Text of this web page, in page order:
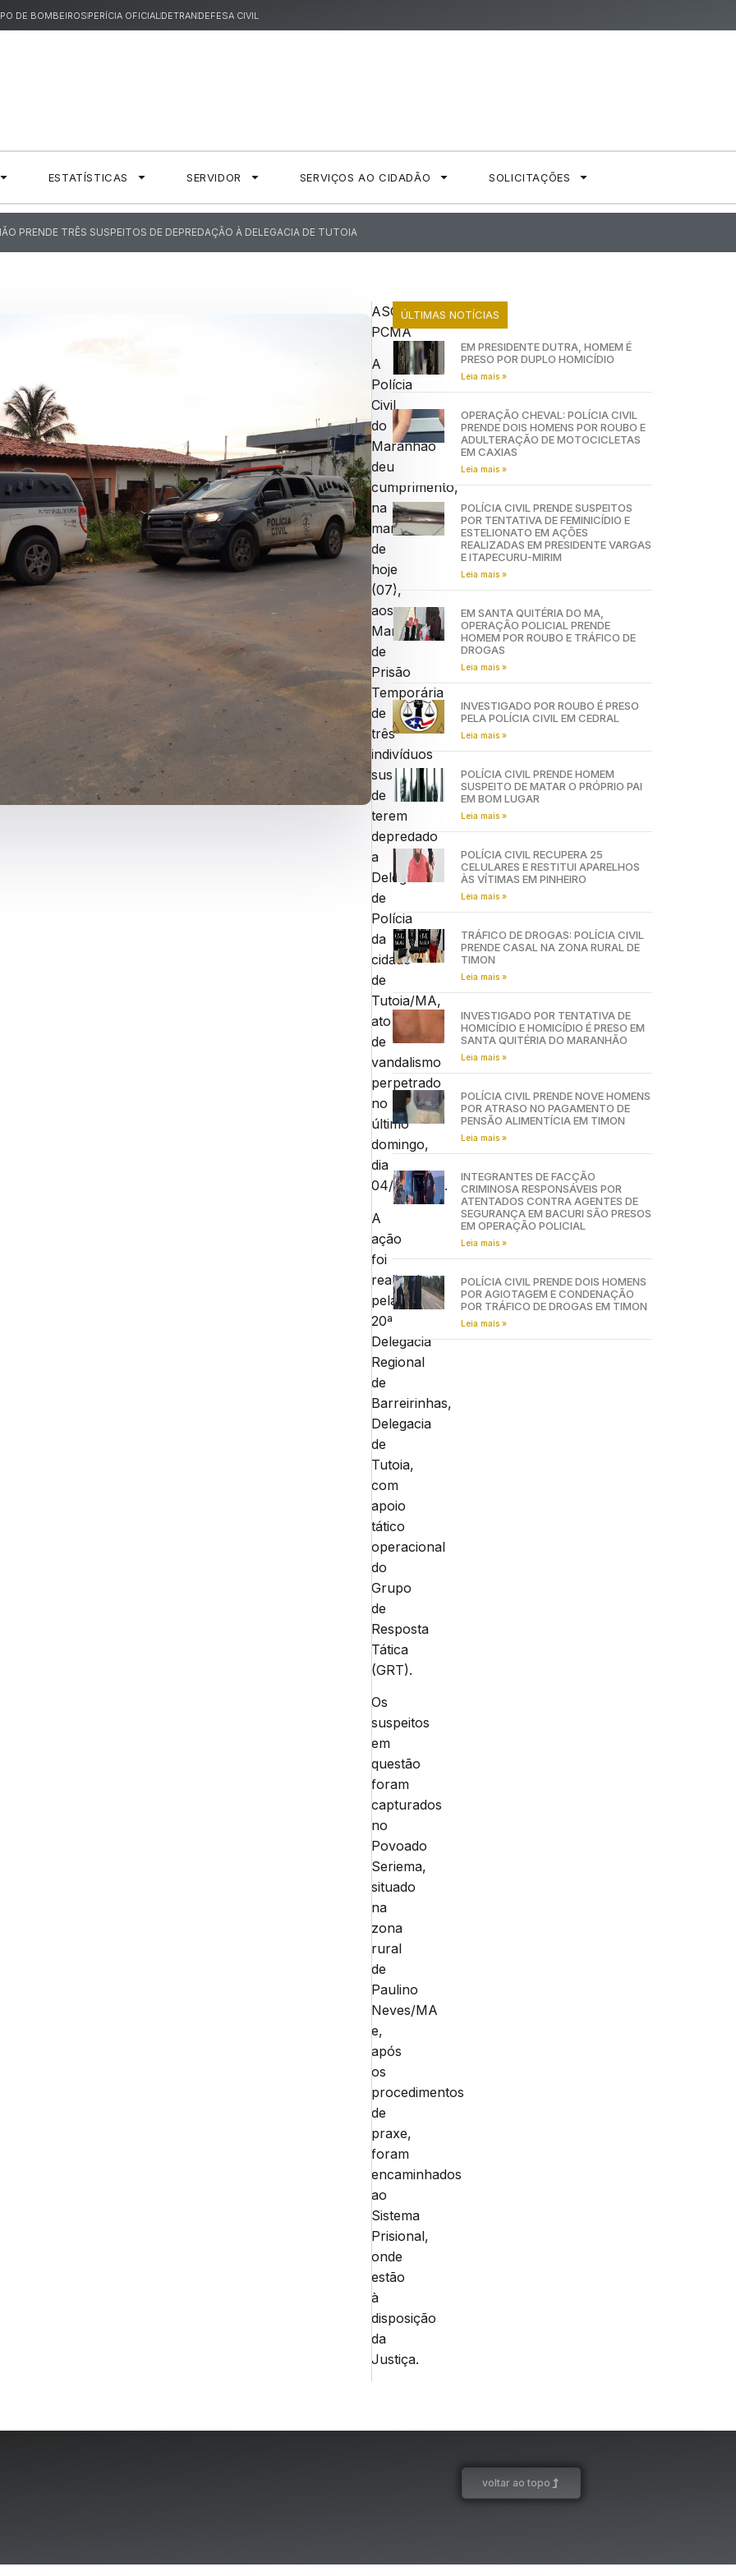
DE BOMBEIROSPERÍCIA OFICIALDETRANDEFESA CIVIL
ESTATÍSTICAS SERVIDOR SERVIÇOS AO CIDADÃO SOLICITAÇÕES
PRENDE TRÊS SUSPEITOS DE DEPREDAÇÃO À DELEGACIA DE TUTOIA
ASCOM
PCMA
A
Polícia
Civil
do
Maranhão
deu
cumprimento,
na
manhã
de
hoje
(07),
aos
Mandados
de
Prisão
Temporária
de
três
indivíduos
suspeitos
de
terem
depredado
a
Delegacia
de
Polícia
da
cidade
de
Tutoia/MA,
ato
de
vandalismo
perpetrado
no
último
domingo,
dia
04/04/2021.
A
ação
foi
realizada
pela
20ª
Delegacia
Regional
de
Barreirinhas,
Delegacia
de
Tutoia,
com
apoio
tático
operacional
do
Grupo
de
Resposta
Tática
(GRT).
Os
suspeitos
em
questão
foram
capturados
no
Povoado
Seriema,
situado
na
zona
rural
de
Paulino
Neves/MA
e,
após
os
procedimentos
de
praxe,
foram
encaminhados
ao
Sistema
Prisional,
onde
estão
à
disposição
da
Justiça.
ÚLTIMAS NOTÍCIAS
EM PRESIDENTE DUTRA, HOMEM É
PRESO POR DUPLO HOMICÍDIO
Leia mais »
OPERAÇÃO CHEVAL: POLÍCIA CIVIL
PRENDE DOIS HOMENS POR ROUBO E
ADULTERAÇÃO DE MOTOCICLETAS
EM CAXIAS
Leia mais »
POLÍCIA CIVIL PRENDE SUSPEITOS
POR TENTATIVA DE FEMINICÍDIO E
ESTELIONATO EM AÇÕES
REALIZADAS EM PRESIDENTE VARGAS
E ITAPECURU-MIRIM
Leia mais »
EM SANTA QUITÉRIA DO MA,
OPERAÇÃO POLICIAL PRENDE
HOMEM POR ROUBO E TRÁFICO DE
DROGAS
Leia mais »
INVESTIGADO POR ROUBO É PRESO
PELA POLÍCIA CIVIL EM CEDRAL
Leia mais »
POLÍCIA CIVIL PRENDE HOMEM
SUSPEITO DE MATAR O PRÓPRIO PAI
EM BOM LUGAR
Leia mais »
POLÍCIA CIVIL RECUPERA 25
CELULARES E RESTITUI APARELHOS
ÀS VÍTIMAS EM PINHEIRO
Leia mais »
TRÁFICO DE DROGAS: POLÍCIA CIVIL
PRENDE CASAL NA ZONA RURAL DE
TIMON
Leia mais »
INVESTIGADO POR TENTATIVA DE
HOMICÍDIO E HOMICÍDIO É PRESO EM
SANTA QUITÉRIA DO MARANHÃO
Leia mais »
POLÍCIA CIVIL PRENDE NOVE HOMENS
POR ATRASO NO PAGAMENTO DE
PENSÃO ALIMENTÍCIA EM TIMON
Leia mais »
INTEGRANTES DE FACÇÃO
CRIMINOSA RESPONSÁVEIS POR
ATENTADOS CONTRA AGENTES DE
SEGURANÇA EM BACURI SÃO PRESOS
EM OPERAÇÃO POLICIAL
Leia mais »
POLÍCIA CIVIL PRENDE DOIS HOMENS
POR AGIOTAGEM E CONDENAÇÃO
POR TRÁFICO DE DROGAS EM TIMON
Leia mais »
voltar ao topo